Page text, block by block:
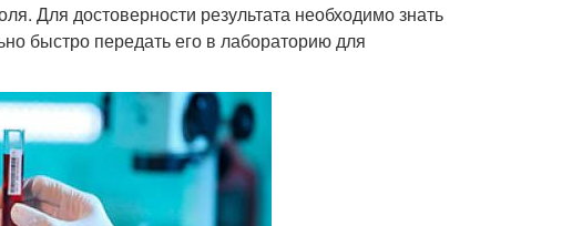
Для достоверности результата необходимо знать
быстро передать его в лабораторию для